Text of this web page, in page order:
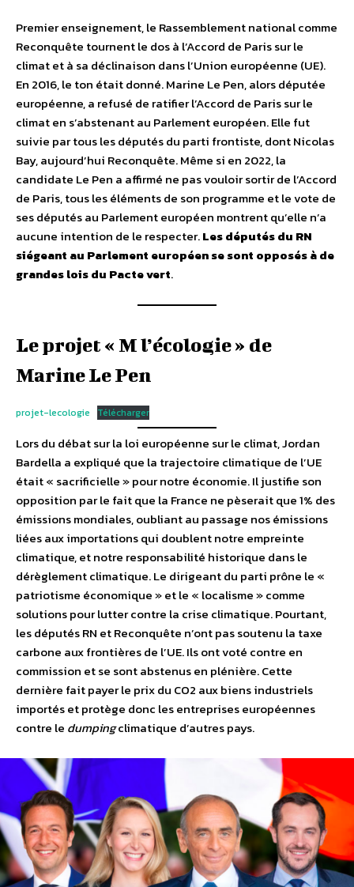
Premier enseignement, le Rassemblement national comme
Reconquête tournent le dos à l’Accord de Paris sur le
climat et à sa déclinaison dans l’Union européenne (UE).
En 2016, le ton était donné. Marine Le Pen, alors députée
européenne, a refusé de ratifier l’Accord de Paris sur le
climat en s’abstenant au Parlement européen. Elle fut
suivie par tous les députés du parti frontiste, dont Nicolas
Bay, aujourd’hui Reconquête. Même si en 2022, la
candidate Le Pen a affirmé ne pas vouloir sortir de l’Accord
de Paris, tous les éléments de son programme et le vote de
ses députés au Parlement européen montrent qu’elle n’a
aucune intention de le respecter.Lesdéputésdu RN
siégeant au Parlement européense sont opposésà de
grandes lois du Pacte vert.
Le projet « M l’écologie » de
Marine Le Pen
projet-lecologie Télécharger
Lors du débat sur la loi européenne sur le climat, Jordan
Bardella a expliqué que la trajectoire climatique de l’UE
était « sacrificielle » pour notre économie. Il justifie son
opposition par le fait que la France ne pèserait que 1% des
émissions mondiales, oubliant au passage nos émissions
liées aux importations qui doublent notre empreinte
climatique, et notre responsabilité historique dans le
dérèglement climatique. Le dirigeant du parti prône le «
patriotisme économique » et le « localisme » comme
solutions pour lutter contre la crise climatique. Pourtant,
les députés RN et Reconquête n’ont pas soutenu la taxe
carbone aux frontières de l’UE. Ils ont voté contre en
commission et se sont abstenus en plénière. Cette
dernière fait payer le prix du CO2 aux biens industriels
importés et protège donc les entreprises européennes
contre le dumpingclimatique d’autres pays.